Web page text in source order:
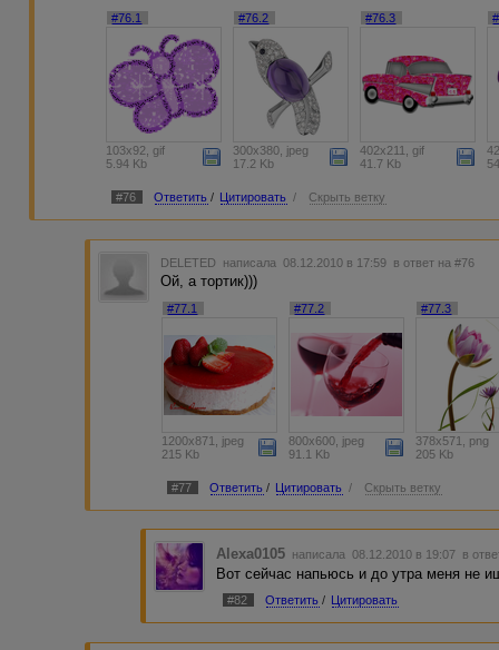
#76.1
103x92, gif
5.94 Kb
#76.2
300x380, jpeg
17.2 Kb
#76.3
402x211, gif
41.7 Kb
#76 Ответить / Цитировать / Скрыть ветку
DELETED написала 08.12.2010 в 17:59 в ответ на #76
Ой, а тортик)))
#77.1
1200x871, jpeg
215 Kb
#77.2
800x600, jpeg
91.1 Kb
#77.3
378x571, png
205 Kb
#77 Ответить / Цитировать / Скрыть ветку
Alexa0105 написала 08.12.2010 в 19:07 в
Вот сейчас напьюсь и до утра меня не
#82 Ответить / Цитировать